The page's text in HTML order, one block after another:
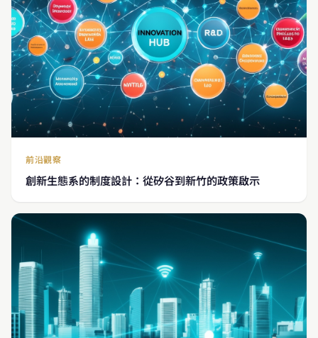
前沿觀察
創新生態系的制度設計：從矽谷到新竹的政策啟示